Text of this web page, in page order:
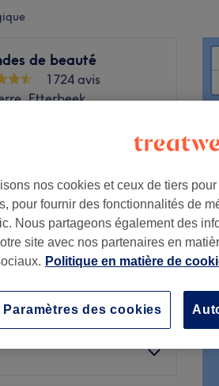
de beauté
1724 avis
Etterbeek
à partir de 27 €
Économisez jusqu'à 40%
à partir de
66 €
à partir de 48 €
Économisez jusqu'à 40%
nos cookies et ceux de tiers
pour fournir des fonctionnalités de
Nous partageons également des
site avec nos partenaires en
Politique en matière de
Paramètres des cookies